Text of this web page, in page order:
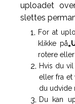
uploadet
slettes
For at
klikke på
rotere
Hvis du
eller fra et
du udvide
Du kan